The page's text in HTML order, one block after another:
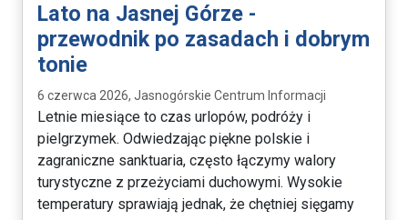
Lato na Jasnej Górze -
przewodnik po zasadach i dobrym
tonie
6 czerwca 2026, Jasnogórskie Centrum Informacji
Letnie miesiące to czas urlopów, podróży i
pielgrzymek. Odwiedzając piękne polskie i
zagraniczne sanktuaria, często łączymy walory
turystyczne z przeżyciami duchowymi. Wysokie
temperatury sprawiają jednak, że chętniej sięgamy